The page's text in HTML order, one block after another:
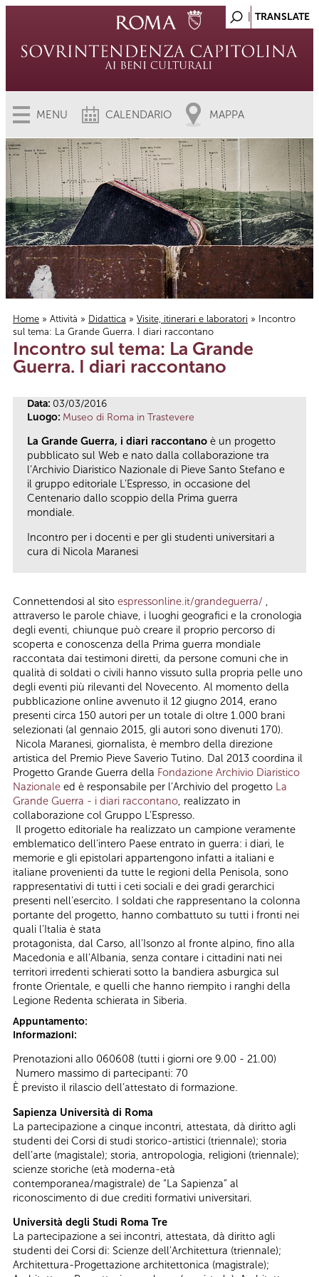
MENU CALENDARIO MAPPA
Tu sei qui
Home » Attività » Didattica » Visite, itinerari e laboratori » Incontro
sul tema: La Grande Guerra. I diari raccontano
Incontro sul tema: La Grande
Guerra. I diari raccontano
Data: 03/03/2016
Luogo: Museo di Roma in Trastevere
La Grande Guerra, i diari raccontano è un progetto
pubblicato sul Web e nato dalla collaborazione tra
l’Archivio Diaristico Nazionale di Pieve Santo Stefano e
il gruppo editoriale L’Espresso, in occasione del
Centenario dallo scoppio della Prima guerra
mondiale.
Incontro per i docenti e per gli studenti universitari a
cura di Nicola Maranesi
Connettendosi al sito espressonline.it/grandeguerra/
attraverso le parole chiave, i luoghi geografici e la cronologia
degli eventi, chiunque può creare il proprio percorso di
scoperta e conoscenza della Prima guerra mondiale
raccontata dai testimoni diretti, da persone comuni che in
qualità di soldati o civili hanno vissuto sulla propria pelle uno
degli eventi più rilevanti del Novecento. Al momento della
pubblicazione online avvenuto il 12 giugno 2014, erano
presenti circa 150 autori per un totale di oltre 1.000 brani
selezionati (al gennaio 2015, gli autori sono divenuti 170).
Nicola Maranesi, giornalista, è membro della direzione
artistica del Premio Pieve Saverio Tutino. Dal 2013 coordina il
Progetto Grande Guerra della Fondazione Archivio Diaristico
Nazionale ed è responsabile per l’Archivio del progetto La
Grande Guerra - i diari raccontano , realizzato in
collaborazione col Gruppo L’Espresso.
Il progetto editoriale ha realizzato un campione veramente
emblematico dell’intero Paese entrato in guerra: i diari, le
memorie e gli epistolari appartengono infatti a italiani e
italiane provenienti da tutte le regioni della Penisola, sono
rappresentativi di tutti i ceti sociali e dei gradi gerarchici
presenti nell’esercito. I soldati che rappresentano la colonna
portante del progetto, hanno combattuto su tutti i fronti nei
quali l’Italia è stata
protagonista, dal Carso, all’Isonzo al fronte alpino, fino alla
Macedonia e all’Albania, senza contare i cittadini nati nei
territori irredenti schierati sotto la bandiera asburgica sul
fronte Orientale, e quelli che hanno riempito i ranghi della
Legione Redenta schierata in Siberia.
Appuntamento:
Informazioni:
Prenotazioni allo 060608 (tutti i giorni ore 9.00 - 21.00)
Numero massimo di partecipanti: 70
È previsto il rilascio dell’attestato di formazione.
Sapienza Università di Roma
La partecipazione a cinque incontri, attestata, dà diritto agli
studenti dei Corsi di studi storico-artistici (triennale); storia
dell’arte (magistale); storia, antropologia, religioni (triennale);
scienze storiche (età moderna-età
contemporanea/magistrale) de “La Sapienza” al
riconoscimento di due crediti formativi universitari.
Università degli Studi Roma Tre
La partecipazione a sei incontri, attestata, dà diritto agli
studenti dei Corsi di: Scienze dell’Architettura (triennale);
Architettura-Progettazione architettonica (magistrale);